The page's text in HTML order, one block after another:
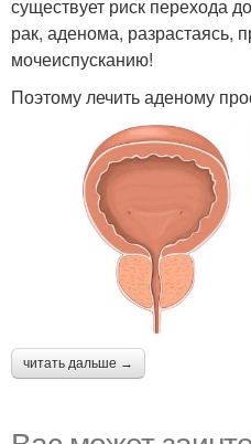
существует риск перехода
рак, аденома, разрастаясь,
мочеиспусканию!
Поэтому лечить аденому
читать дальше →